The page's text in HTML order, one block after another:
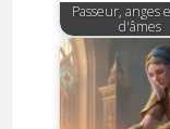
Passeur, anges
d'âmes